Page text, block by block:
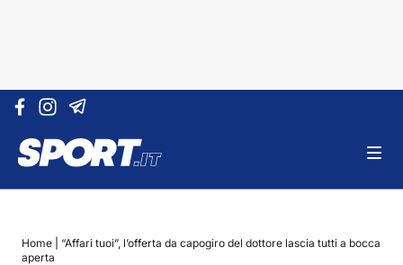
Vai al contenuto
Home
“Affari tuoi”, l’offerta da capogiro del dottore lascia tutti a bocca
aperta